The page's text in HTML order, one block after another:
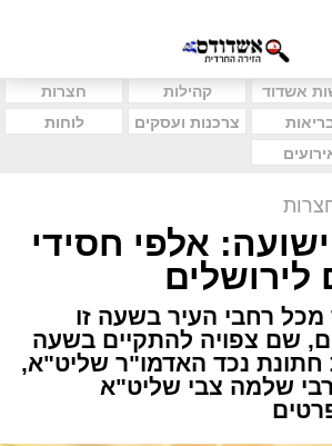
אשדוד קהילות
חצרות
צרכנות ועסקים
לוחות
אלפי חסידי
לירושלים
מכל רחבי העיר בשעה זו
שם צפויה להתקיים בשעה
נכד האדמו"ר שליט"א,
שלמה צבי שליט"א